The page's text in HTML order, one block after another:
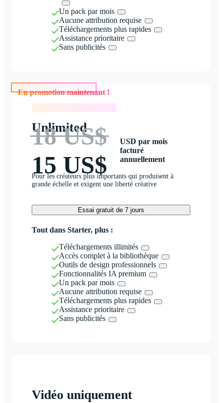
Un pack par mois
Aucune attribution requise
Téléchargements plus rapides
Assistance prioritaire
Sans publicités
En promotion maintenant !
Unlimited
18 US$
15 US$
USD par mois
facturé
annuellement
Pour les créateurs plus importants qui produisent à
grande échelle et exigent une liberté créative
Essai gratuit de 7 jours
Tout dans Starter, plus :
Téléchargements illimités
Accès complet à la bibliothèque
Outils de design professionnels
Fonctionnalités IA premium
Un pack par mois
Aucune attribution requise
Téléchargements plus rapides
Assistance prioritaire
Sans publicités
Vidéo uniquement